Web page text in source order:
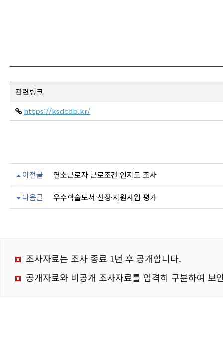
관련링크
https://ksdcdb.kr/
이전글 연소근로자 근로조건 인지도 조사
다음글 우수학술도서 선정·지원사업 평가
조사자료는 조사 종료 1년 후 공개합니다.
공개자료와 비공개 조사자료를 엄격히 구분하여 보